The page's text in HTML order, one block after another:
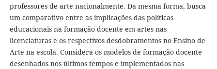
professores de arte nacionalmente. Da mesma forma, busca
um comparativo entre as implicações das políticas
educacionais na formação docente em artes nas
licenciaturas e os respectivos desdobramentos no Ensino de
Arte na escola. Considera os modelos de formação docente
desenhados nos últimos tempos e implementados nas